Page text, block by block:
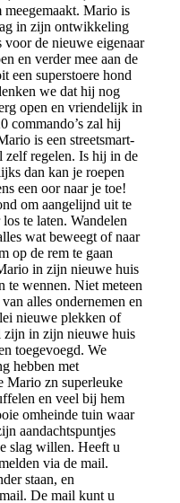
Mario is
in zijn ontwikkeling
de nieuwe eigenaar
en verder mee aan de
een superstoere hond
we dat hij nog
open en vriendelijk in
commando’s zal hij
is een streetsmart-
regelen. Is hij in de
dan kan je roepen
een oor naar je toe!
om aangelijnd uit te
te laten. Wandelen
wat beweegt of naar
op de rem te gaan
in zijn nieuwe huis
te wennen. Niet meteen
alles ondernemen en
nieuwe plekken of
zijn in zijn nieuwe huis
toegevoegd. We
hebben met
Mario zn superleuke
en veel bij hem
omheinde tuin waar
aandachtspuntjes
slag willen. Heeft u
via de mail.
staan, en
De mail kunt u